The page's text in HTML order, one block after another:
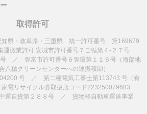
取得許可
知県・岐阜県・三重県 統一許可番号 第169679
搬業許可 安城市許可番号７ご循第４-２７号
号 ／ 弥富市許可番号６弥環第１１６号（海部地
八穂クリーンセンターへの運搬積卸）
号 ／ 第二種電気工事士第113743 号（有
電リサイクル券取扱店コード223250079683
運自貨第２８８号 ／ 貨物軽自動車運送事業